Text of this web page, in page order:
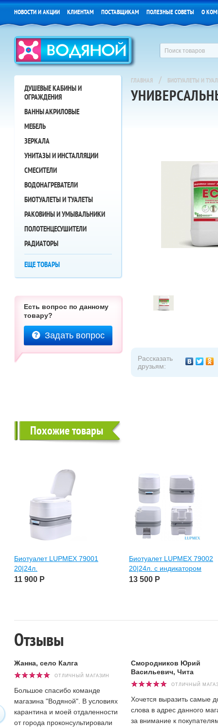
НОВОСТИ И АКЦИИ КЛИЕНТАМ ПОСТАВЩИКАМ ПОЛЕЗНЫЕ СОВЕТЫ О
ДУШЕВЫЕ КАБИНЫ И
ОГРАЖДЕНИЯ
ВАННЫ АКРИЛОВЫЕ
МЕБЕЛЬ
ЗЕРКАЛА
УНИТАЗЫ И ИНСТАЛЛЯЦИИ
СМЕСИТЕЛИ
ВОДОНАГРЕВАТЕЛИ
БИОТУАЛЕТЫ И ТУАЛЕТЫ
РАКОВИНЫ И УМЫВАЛЬНИКИ
ПОЛОТЕНЦЕСУШИТЕЛИ
РАДИАТОРЫ
ЕЩЕ ТОВАРЫ
Есть вопрос по данному
товару?
Задать вопрос
ГЛАВНАЯ / БИОТУАЛЕТЫ И
Рассказать
друзьям:
Похожие товары
Биотуалет LUPMEX 79001
20|24л.
11 900 Р
Биотуалет LUPMEX 79002
20|24л. с индикатором
13 500 Р
Отзывы
Жанна, село Калга
ОТЛИЧНЫЙ МАГАЗИН
Большое спасибо команде
магазина "Водяной". В условиях
карантина и моей отдаленности
от города проконсультировали
Смородников Юрий
Васильевич, Чита
ОТЛИЧНЫЙ
Хочется выразить самые
слова в адрес данного
за внимание к